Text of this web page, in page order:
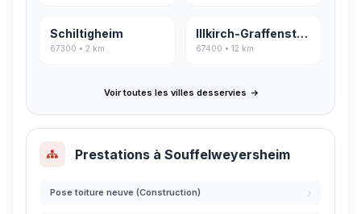
Schiltigheim
67300 • 2 km
Illkirch-Graffenstaden
67400 • 12 km
Voir toutes les villes desservies
Prestations à Souffelweyersheim
Pose toiture neuve (Construction)